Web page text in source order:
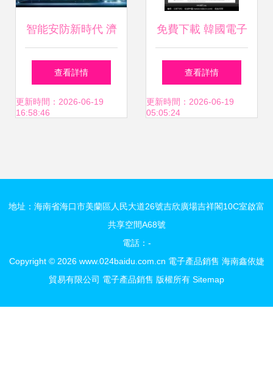
智能安防新時代 濟
南天安寶電子產品
銷售部與電話防盜
查看詳情
更新時間：2026-06-19
16:58:46
免費下載 韓國電子
產品促銷活動網站
設計模板（編號
查看詳情
更新時間：2026-06-19
05:05:24
地址：海南省海口市美蘭區人民大道26號吉欣廣場吉祥閣10C室啟富
共享空間A68號
電話：-
Copyright © 2026 www.024baidu.com.cn 電子產品銷售 海南鑫依婕
貿易有限公司 電子產品銷售 版權所有 Sitemap